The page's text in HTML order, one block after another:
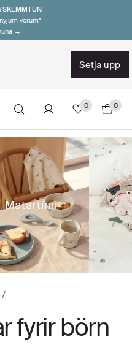
SKEMMTUN
vörum*
→
setja upp
0 0
Matartími
fyrir börn